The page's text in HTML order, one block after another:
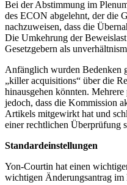
Bei der Abstimmung im
des ECON abgelehnt, der die
nachzuweisen, dass die
Die Umkehrung der
Gesetzgebern als
Anfänglich wurden Bedenken
„killer acquisitions“ über die
hinausgehen könnten.
jedoch, dass die Kommission
Artikels mitgewirkt hat und
einer rechtlichen Überprüfung
Standardeinstellungen
Yon-Courtin hat einen
wichtigen Änderungsantrag